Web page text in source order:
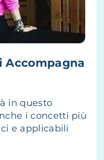
Accompagna
in questo
i concetti più
e applicabili